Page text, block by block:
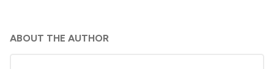
ABOUT THE AUTHOR